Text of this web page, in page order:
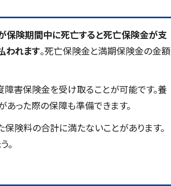
保険期間中に死亡すると死亡保険金が支
われます。死亡保険金と満期保険金の金額
害保険金を受け取ることが可能です。養
った際の保障も準備できます。
険料の合計に満たないことがあります。
。